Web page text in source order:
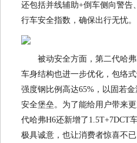
还包括并线辅助+倒车侧向警告
行车安全指数，确保出行无忧。
被动安全方面，第二代哈
车身结构也进一步优化，包络
强度钢比例高达65%，以固若
安全堡垒。为了能给用户带来
代哈弗H6还新增了1.5T+7DCT
极具诚意，也让消费者惊喜不